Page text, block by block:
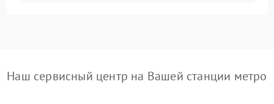
Наш сервисный центр на Вашей станции метро